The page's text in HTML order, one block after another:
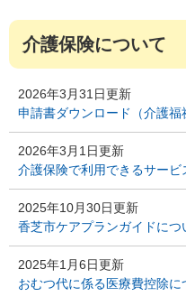
介護保険について
2026年3月31日更新
申請書ダウンロード（介護福
2026年3月1日更新
介護保険で利用できるサービ
2025年10月30日更新
香芝市ケアプランガイドにつ
2025年1月6日更新
おむつ代に係る医療費控除に